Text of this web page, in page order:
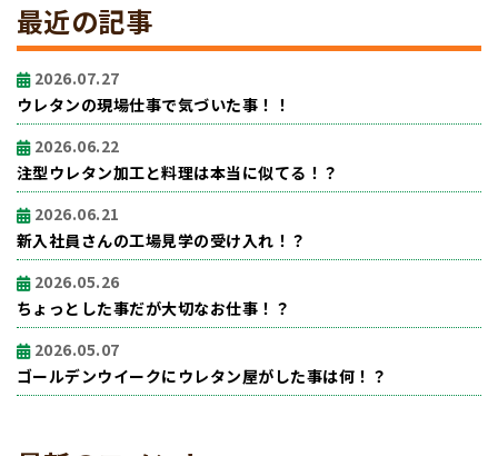
最近の記事
2026.07.27
ウレタンの現場仕事で気づいた事！！
2026.06.22
注型ウレタン加工と料理は本当に似てる！？
2026.06.21
新入社員さんの工場見学の受け入れ！？
2026.05.26
ちょっとした事だが大切なお仕事！？
2026.05.07
ゴールデンウイークにウレタン屋がした事は何！？